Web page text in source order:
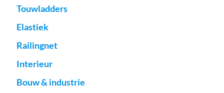
Touwladders
Elastiek
Railingnet
Interieur
Bouw & industrie